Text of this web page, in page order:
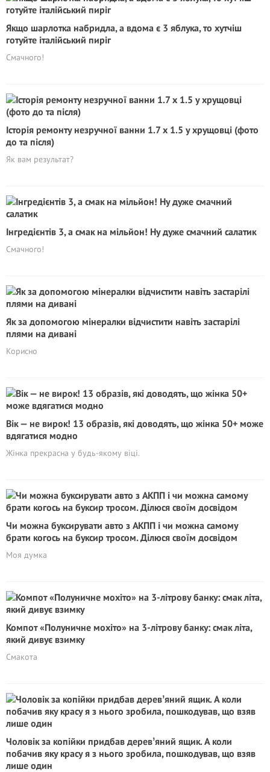
Якщо шарлотка набридла, а вдома є 3 яблука, то хутчіш
готуйте італійський пиріг
Смачного!
Історія ремонту незручної ванни 1.7 х 1.5 у хрущовці (фото
до та після)
Як вам результат?
Інгредієнтів 3, а смак на мільйон! Ну дуже смачний салатик
Смачного!
Як за допомогою мінералки відчистити навіть застарілі
плями на дивані
Корисно
Вік — не вирок! 13 образів, які доводять, що жінка 50+ може
вдягатися модно
Жінка прекрасна у будь-якому віці.
Чи можна буксирувати авто з АКПП і чи можна самому
брати когось на буксир тросом. Ділюся своїм досвідом
Моя думка
Компот «Полуничне мохiто» на 3-літрову банку: смак літа,
який дивує взимку
Смакота
Чоловік за копійки придбав деревʼяний ящик. А коли
побачив яку красу я з нього зробила, пошкодував, що взяв
лише один